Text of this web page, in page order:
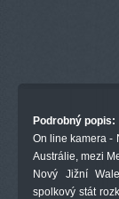
Podrobný popis:
On line kamera -
Austrálie, mezi
Nový Jižní
spolkový stát